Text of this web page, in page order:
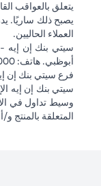
يتعلق بالعواقب
يصبح ذلك ساريًا.
العملاء الحاليين.
أبوظبي. هاتف: 043114000.
فرع سيتي بنك إن
المتعلقة بالمنتج